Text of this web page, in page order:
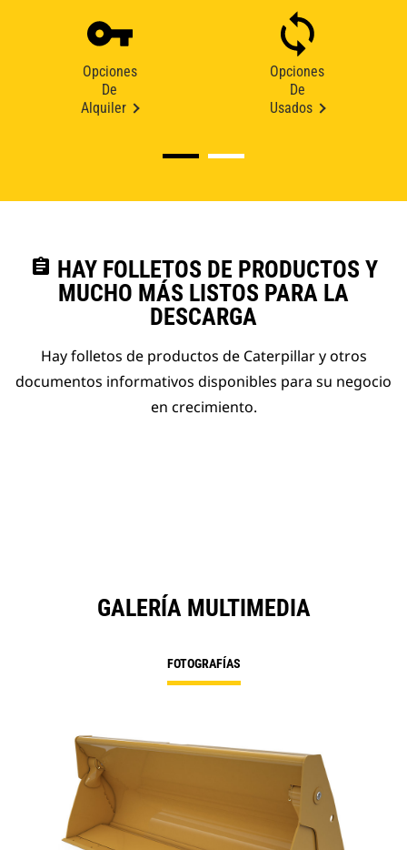
Opciones
De
Alquiler
Opciones
De
Usados
assignment HAY FOLLETOS DE PRODUCTOS Y
MUCHO MÁS LISTOS PARA LA
DESCARGA
Hay folletos de productos de Caterpillar y otros
documentos informativos disponibles para su negocio
en crecimiento.
GALERÍA MULTIMEDIA
FOTOGRAFÍAS